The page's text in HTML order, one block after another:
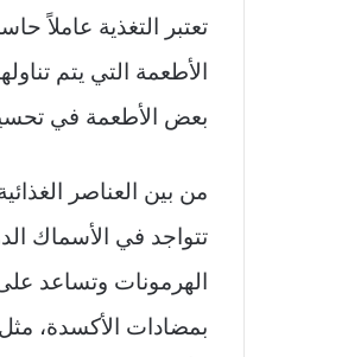
تعتبر التغذية عاملاً
الأطعمة التي يتم
بعض الأطعمة في
تتواجد في الأسماك
الهرمونات وتساعد
بمضادات الأكسدة،